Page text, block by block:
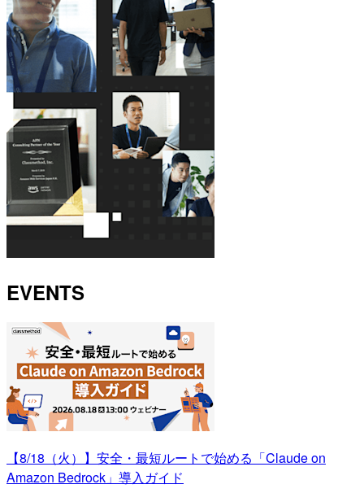
EVENTS
【8/18（火）】安全・最短ルートで始める「Claude on
Amazon Bedrock」導入ガイド